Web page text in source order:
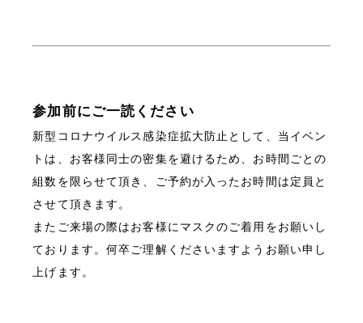
参加前にご一読ください
新型コロナウイルス感染症拡大防止として、当イベン
トは、お客様同士の密集を避けるため、お時間ごとの
組数を限らせて頂き、ご予約が入ったお時間は定員と
させて頂きます。
またご来場の際はお客様にマスクのご着用をお願いし
ております。何卒ご理解くださいますようお願い申し
上げます。